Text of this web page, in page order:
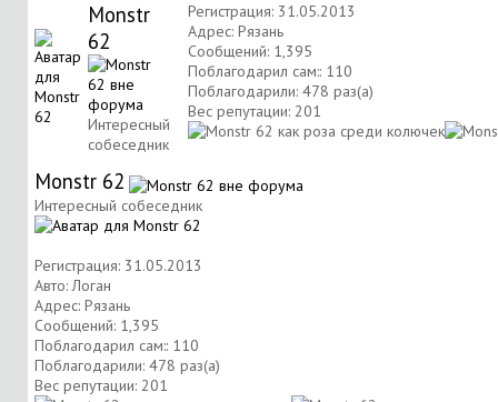
Monstr
62
Интересный
собеседник
Регистрация: 31.05.2013
Адрес: Рязань
Сообщений: 1,395
Поблагодарил сам:: 110
Поблагодарили: 478 раз(а)
Вес репутации: 201
Monstr 62
Интересный собеседник
Регистрация: 31.05.2013
Авто: Логан
Адрес: Рязань
Сообщений: 1,395
Поблагодарил сам:: 110
Поблагодарили: 478 раз(а)
Вес репутации: 201